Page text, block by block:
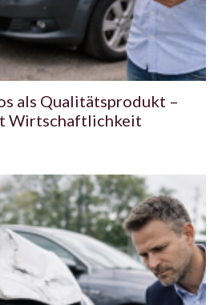
als Qualitätsprodukt –
Wirtschaftlichkeit